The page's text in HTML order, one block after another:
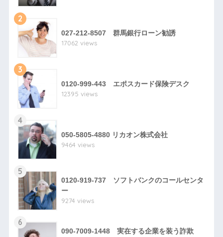
2
027-212-8507 群馬銀行ローン勧誘
17062 views
3
0120-999-443 エポスカード保険デスク
12395 views
4
050-5805-4880 リカオン株式会社
9464 views
5
0120-919-737 ソフトバンクのコールセンタ
ー
9274 views
6
090-7009-1448 実在する企業を装う詐欺